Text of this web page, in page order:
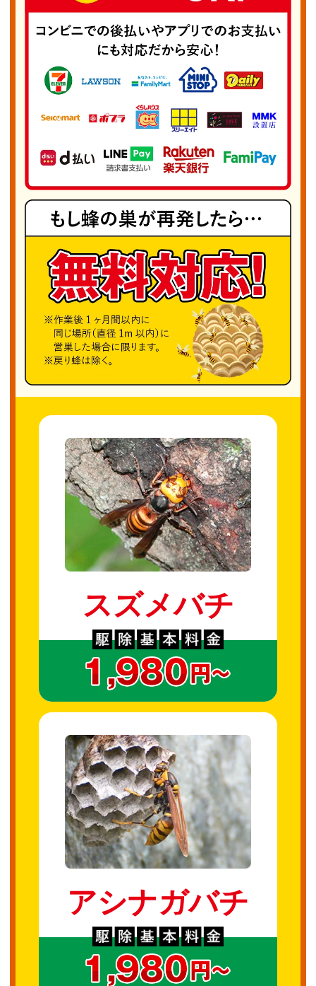
は大変危険ですので、巣を発見した際はまず当店
へご相談ください。電話一本で最適な対処法と概
算見積もりをお伝えし、相談料は一切かかりませ
ん。大切なご家庭や生活環境を守るため、どうぞ
安心してお任せください。迅速かつ丁寧な対応で
安全を第一にサポートいたしますので、お気軽に
スズメバチ
アシナガバチ